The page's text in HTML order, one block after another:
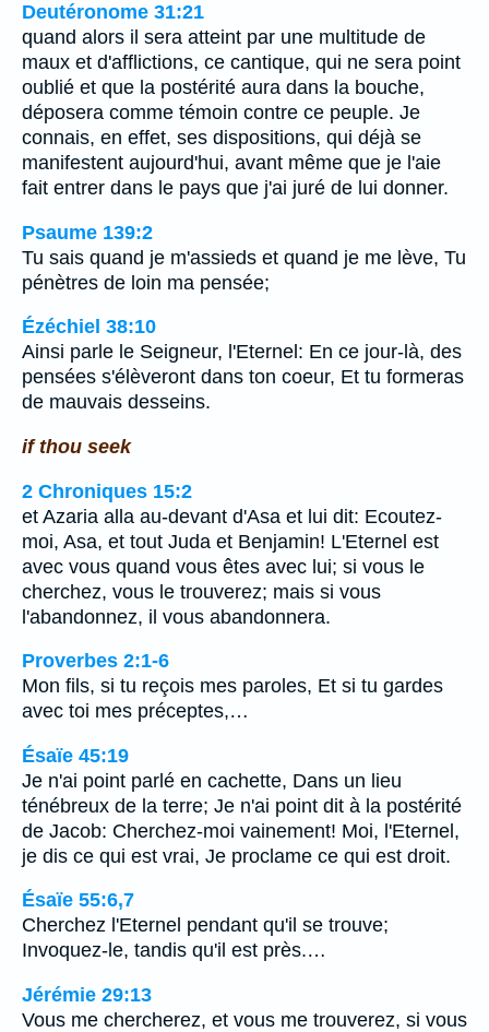
Deutéronome 31:21
quand alors il sera atteint par une multitude de
maux et d'afflictions, ce cantique, qui ne sera point
oublié et que la postérité aura dans la bouche,
déposera comme témoin contre ce peuple. Je
connais, en effet, ses dispositions, qui déjà se
manifestent aujourd'hui, avant même que je l'aie
fait entrer dans le pays que j'ai juré de lui donner.
Psaume 139:2
Tu sais quand je m'assieds et quand je me lève, Tu
pénètres de loin ma pensée;
Ézéchiel 38:10
Ainsi parle le Seigneur, l'Eternel: En ce jour-là, des
pensées s'élèveront dans ton coeur, Et tu formeras
de mauvais desseins.
if thou seek
2 Chroniques 15:2
et Azaria alla au-devant d'Asa et lui dit: Ecoutez-
moi, Asa, et tout Juda et Benjamin! L'Eternel est
avec vous quand vous êtes avec lui; si vous le
cherchez, vous le trouverez; mais si vous
l'abandonnez, il vous abandonnera.
Proverbes 2:1-6
Mon fils, si tu reçois mes paroles, Et si tu gardes
avec toi mes préceptes,…
Ésaïe 45:19
Je n'ai point parlé en cachette, Dans un lieu
ténébreux de la terre; Je n'ai point dit à la postérité
de Jacob: Cherchez-moi vainement! Moi, l'Eternel,
je dis ce qui est vrai, Je proclame ce qui est droit.
Ésaïe 55:6,7
Cherchez l'Eternel pendant qu'il se trouve;
Invoquez-le, tandis qu'il est près.…
Jérémie 29:13
Vous me chercherez, et vous me trouverez, si vous